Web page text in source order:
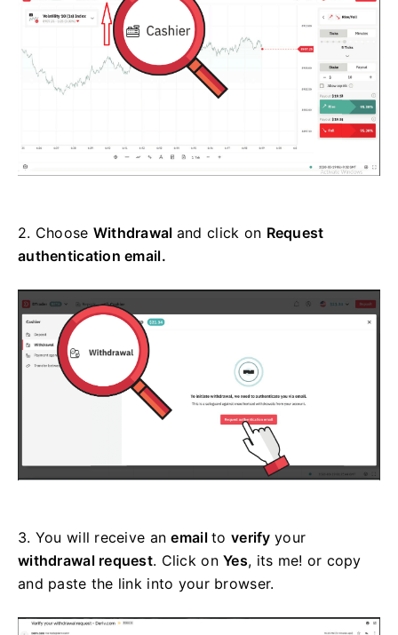
2. Choose Withdrawal and click on Request
authentication email.
3. You will receive anemailto verify your
withdrawal request. Click onYes, its me! or copy
and paste the link into your browser.